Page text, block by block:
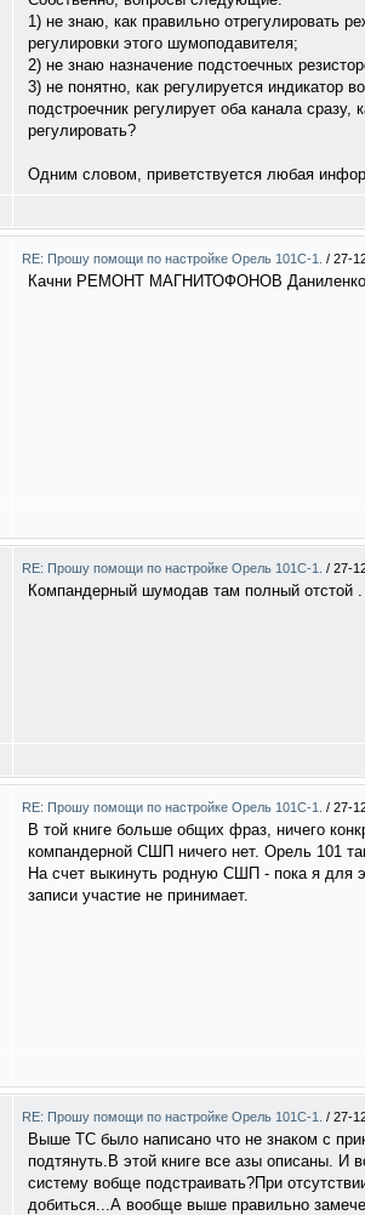
1) не знаю, как правильно отрегулировать
регулировки этого шумоподавителя;
2) не знаю назначение подстоечных
3) не понятно, как регулируется
подстроечник регулирует оба канала
регулировать?
Одним словом, приветствуется любая
RE: Прошу помощи по настройке Орель 101С-1. / 27-
Качни РЕМОНТ МАГНИТОФОНОВ Даниленко
RE: Прошу помощи по настройке Орель 101С-1. / 27-
Компандерный шумодав там полный отстой
RE: Прошу помощи по настройке Орель 101С-1. / 27-
В той книге больше общих фраз, ничего
компандерной СШП ничего нет. Орель 101
На счет выкинуть родную СШП - пока я для
записи участие не принимает.
RE: Прошу помощи по настройке Орель 101С-1. / 27-
Выше ТС было написано что не знаком с
подтянуть.В этой книге все азы описаны. И
систему вобще подстраивать?При
добиться...А вообще выше правильно